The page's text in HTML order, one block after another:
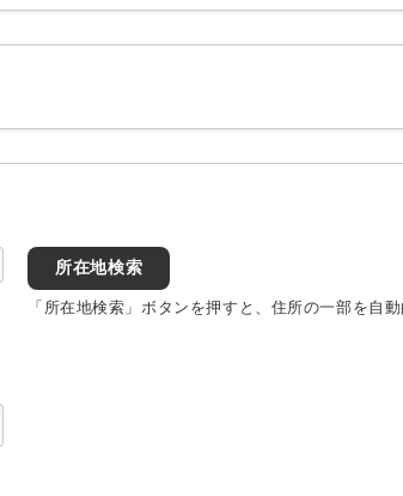
所在地検索
「所在地検索」ボタンを押すと、住所の一部を自動